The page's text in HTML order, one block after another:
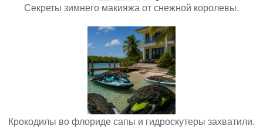
Секреты зимнего макияжа от снежной королевы.
Крокодилы во флориде сапы и гидроскутеры захватили.